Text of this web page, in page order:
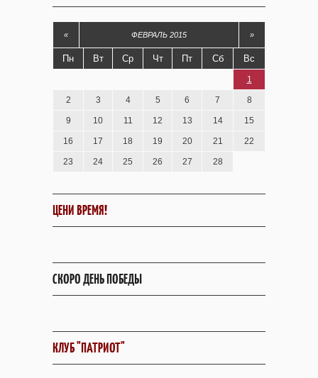
« ФЕВРАЛЬ 2015 »
Пн Вт Ср Чт Пт Сб Вс
1
2 3 4 5 6 7 8
9 10 11 12 13 14 15
16 17 18 19 20 21 22
23 24 25 26 27 28
ЦЕНИ ВРЕМЯ!
СКОРО ДЕНЬ ПОБЕДЫ
КЛУБ "ПАТРИОТ"